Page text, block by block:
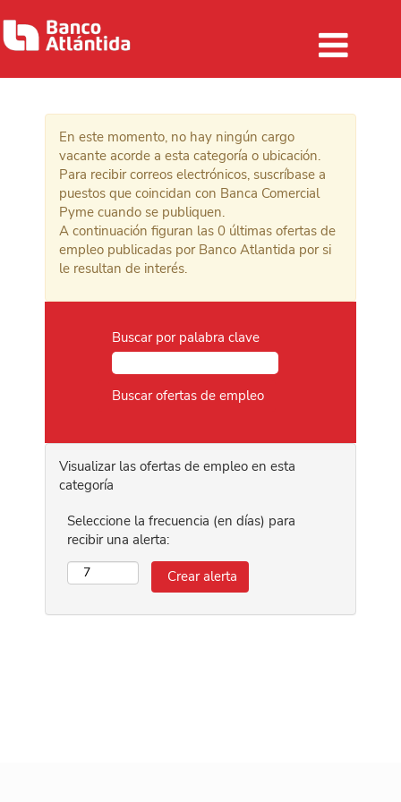
En este momento, no hay ningún cargo
vacante acorde a esta categoría o ubicación.
Para recibir correos electrónicos, suscríbase a
puestos que coincidan con Banca Comercial
Pyme cuando se publiquen.
A continuación figuran las 0 últimas ofertas de
empleo publicadas por Banco Atlantida por si
le resultan de interés.
Buscar por palabra clave
Visualizar las ofertas de empleo en esta
categoría
Seleccione la frecuencia (en días) para
recibir una alerta: